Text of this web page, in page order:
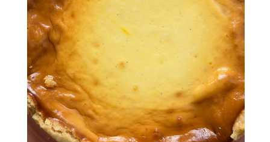
Glutenfreier Schlupfkuchen
Dieser glutenfreie Schlupfkuchen ist das ultimative Rezept für
alles, was euer Obstkorb gerade hergibt! Ob frische Beeren im
Sommer oder aromatische Äpfel im Herbst – die Früchte machen
den Kuchen herrlich saftig und frisch. Ein unkomplizierter
Klassiker, der immer Saison hat!